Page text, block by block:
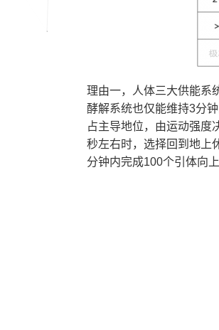
理由一，人体三大供能系
酵解系统也仅能维持3分钟
占主导地位，由运动强度
秒左右时，选择回到地上
分钟内完成100个引体向